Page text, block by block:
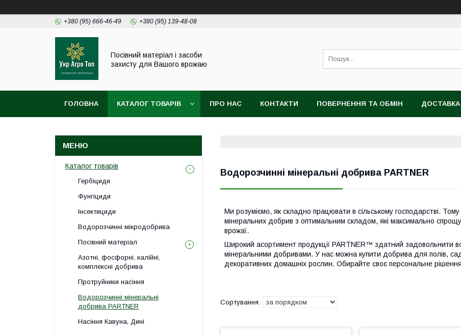
+380 (95) 666-46-49 +380 (95) 139-48-08
Посівний матеріал і засоби
захисту для Вашого врожаю
ГОЛОВНА КАТАЛОГ ТОВАРІВ ПРО НАС КОНТАКТИ ПОВЕРНЕННЯ ТА ОБМІН
Водорозчинні мінеральні добрива PARTNER
Ми розуміємо, як складно працювати в сільському господарстві.
мінеральних добрив з оптимальним складом, які максимально
врожаї.
Широкий асортимент продукції PARTNER™ здатний задовольнити
мінеральними добривами. У нас можна купити добрива для полів,
декоративних домашніх рослин. Обирайте своє персональне
Каталог товарів
Гербіциди
Фунгіциди
Інсектициди
Водорозчинні мікродобрива
Посівний матеріал
Азотні, фосфорні, калійні,
комплексні добрива
Протруйники насіння
Водорозчинні мінеральні
добрива PARTNER
Насіння Кавуна, Дині